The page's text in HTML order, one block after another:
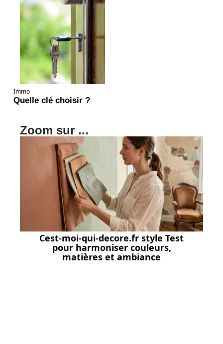
Immo
Quelle clé choisir ?
Zoom sur ...
Cest-moi-qui-decore.fr style Test
pour harmoniser couleurs,
matières et ambiance